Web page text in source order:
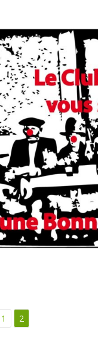
1 2